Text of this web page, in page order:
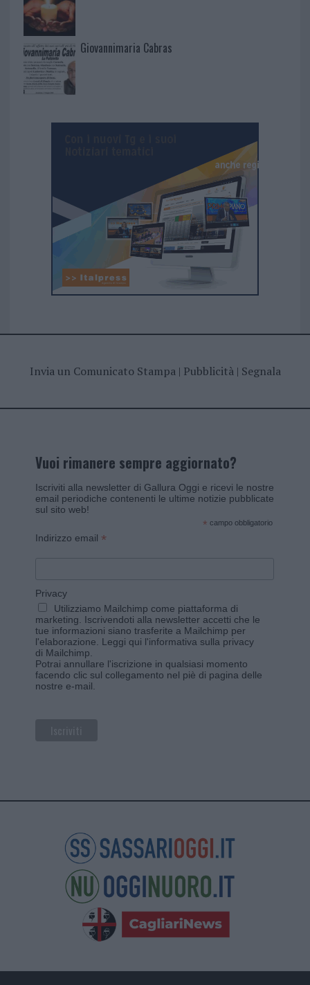
Giovannimaria Cabras
Invia un Comunicato Stampa| Pubblicità| Segnala
Vuoi rimanere sempre aggiornato?
Iscriviti alla newsletter di Gallura Oggi e ricevi le nostre
email periodiche contenenti le ultime notizie pubblicate
sul sito web!
* campo obbligatorio
Indirizzo email *
Privacy
Utilizziamo Mailchimp come piattaforma di
marketing. Iscrivendoti alla newsletter accetti che le
tue informazioni siano trasferite a Mailchimp per
l'elaborazione. Leggi qui l'informativa sulla privacy
di Mailchimp
Potrai annullare l'iscrizione in qualsiasi momento
facendo clic sul collegamento nel piè di pagina delle
nostre e-mail.